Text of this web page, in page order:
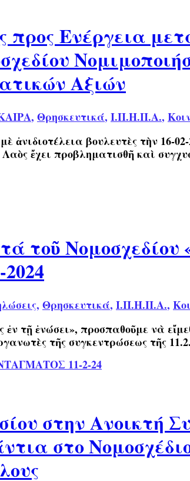
προς Ενέργεια
Αξιών
, Θρησκευτικά, Ι.Π.Η.Π.Α.,
βουλευτὲς τὴν 16-
Λαὸς ἔχει προβληματισθῆ καὶ
τοῦ
, Θρησκευτικά, Ι.Π.Η.Π.Α.,
τῇ ἑνώσει», προσπαθοῦμε νὰ
τῆς συγκεντρώσεως τῆς
11-2-24
στην Ανοικτή
στο